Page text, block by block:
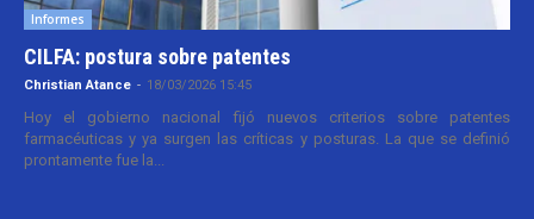
Informes
CILFA: postura sobre patentes
Christian Atance - 18/03/2026 15:45
Hoy el gobierno nacional fijó nuevos criterios sobre patentes
farmacéuticas y ya surgen las críticas y posturas. La que se definió
prontamente fue la...